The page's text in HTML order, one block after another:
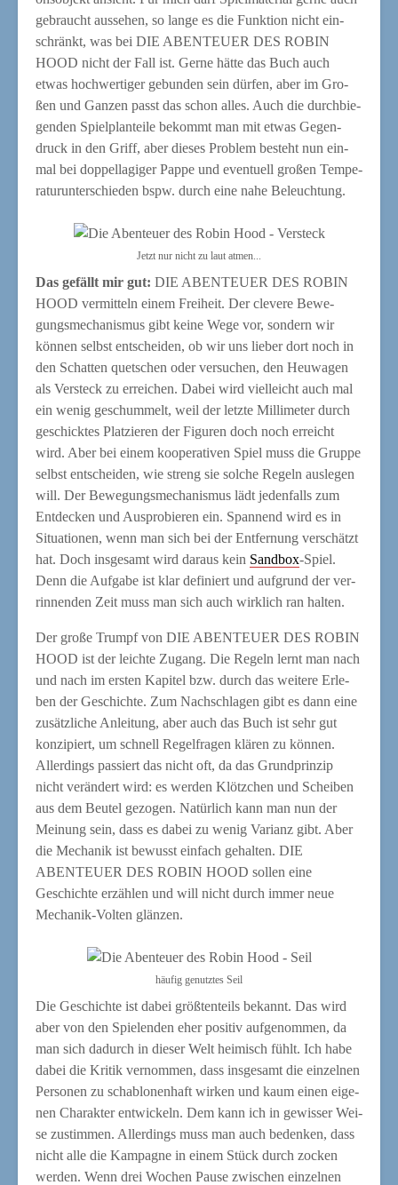
gebraucht aus­se­hen, so lan­ge es die Funk­ti­on nicht ein­
schränkt, was bei DIE ABENTEUER DES ROBIN
HOOD nicht der Fall ist. Ger­ne hät­te das Buch auch
etwas hoch­wer­ti­ger gebun­den sein dür­fen, aber im Gro­
ßen und Gan­zen passt das schon alles. Auch die durch­bie­
gen­den Spiel­pl­an­tei­le bekommt man mit etwas Gegen­
druck in den Griff, aber die­ses Pro­blem besteht nun ein­
mal bei dop­pel­la­gi­ger Pap­pe und even­tu­ell gro­ßen Tem­pe­
ra­tur­un­ter­schie­den bspw. durch eine nahe Beleuchtung.
Jetzt nur nicht zu laut atmen...
Das gefällt mir gut: DIE ABENTEUER DES ROBIN
HOOD ver­mit­teln einem Frei­heit. Der cle­ve­re Bewe­
gungs­me­cha­nis­mus gibt kei­ne Wege vor, son­dern wir
kön­nen selbst ent­schei­den, ob wir uns lie­ber dort noch in
den Schat­ten quet­schen oder ver­su­chen, den Heu­wa­gen
als Ver­steck zu errei­chen. Dabei wird viel­leicht auch mal
ein wenig geschum­melt, weil der letz­te Mil­li­me­ter durch
geschick­tes Plat­zie­ren der Figu­ren doch noch erreicht
wird. Aber bei einem koope­ra­ti­ven Spiel muss die Grup­pe
selbst ent­schei­den, wie streng sie sol­che Regeln aus­le­gen
will. Der Bewe­gungs­me­cha­nis­mus lädt jeden­falls zum
Ent­de­cken und Aus­pro­bie­ren ein. Span­nend wird es in
Situa­tio­nen, wenn man sich bei der Ent­fer­nung ver­schätzt
hat. Doch ins­ge­samt wird dar­aus kein Sand­box-Spiel.
Denn die Auf­ga­be ist klar defi­niert und auf­grund der ver­
rin­nen­den Zeit muss man sich auch wirk­lich ran halten.
Der gro­ße Trumpf von DIE ABENTEUER DES ROBIN
HOOD ist der leich­te Zugang. Die Regeln lernt man nach
und nach im ers­ten Kapi­tel bzw. durch das wei­te­re Erle­
ben der Geschich­te. Zum Nach­schla­gen gibt es dann eine
zusätz­li­che Anlei­tung, aber auch das Buch ist sehr gut
kon­zi­piert, um schnell Regel­fra­gen klä­ren zu kön­nen.
Aller­dings pas­siert das nicht oft, da das Grund­prin­zip
nicht ver­än­dert wird: es wer­den Klötz­chen und Schei­ben
aus dem Beu­tel gezo­gen. Natür­lich kann man nun der
Mei­nung sein, dass es dabei zu wenig Vari­anz gibt. Aber
die Mecha­nik ist bewusst ein­fach gehal­ten. DIE
ABENTEUER DES ROBIN HOOD sol­len eine
Geschich­te erzäh­len und will nicht durch immer neue
Mecha­nik-Vol­ten glänzen.
häu­fig genutz­tes Seil
Die Geschich­te ist dabei größ­ten­teils bekannt. Das wird
aber von den Spie­len­den eher posi­tiv auf­ge­nom­men, da
man sich dadurch in die­ser Welt hei­misch fühlt. Ich habe
dabei die Kri­tik ver­nom­men, dass ins­ge­samt die ein­zel­nen
Per­so­nen zu scha­blo­nen­haft wir­ken und kaum einen eige­
nen Cha­rak­ter ent­wi­ckeln. Dem kann ich in gewis­ser Wei­
se zustim­men. Aller­dings muss man auch beden­ken, dass
nicht alle die Kam­pa­gne in einem Stück durch zocken
wer­den. Wenn drei Wochen Pau­se zwi­schen ein­zel­nen